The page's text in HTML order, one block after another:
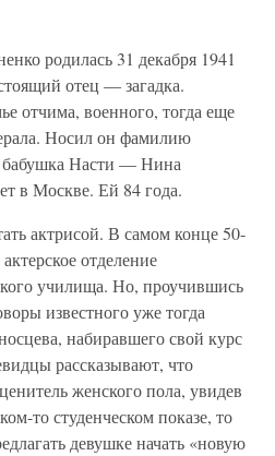
родилась 31 декабря 1941
отец — загадка.
отчима, военного, тогда еще
Носил он фамилию
Насти — Нина
в Москве. Ей 84 года.
актрисой. В самом конце 50-
отделение
училища. Но, проучившись
известного уже тогда
набиравшего свой курс
рассказывают, что
женского пола, увидев
то студенческом показе, то
девушке начать «новую